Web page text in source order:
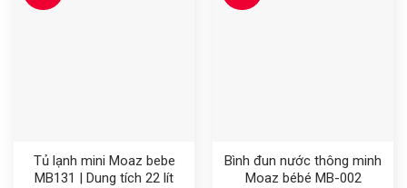
Tủ lạnh mini Moaz bebe
MB131 | Dung tích 22 lít
Bình đun nước thông minh
Moaz bébé MB-002